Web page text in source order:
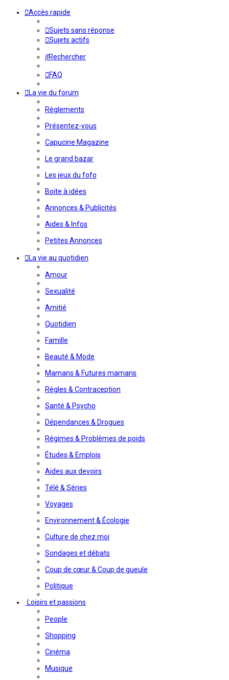
Accès rapide
Sujets sans réponse
Sujets actifs
Rechercher
FAQ
La vie du forum
Règlements
Présentez-vous
Capucine Magazine
Le grand bazar
Les jeux du fofo
Boite à idées
Annonces & Publicités
Aides & Infos
Petites Annonces
La vie au quotidien
Amour
Sexualité
Amitié
Quotidien
Famille
Beauté & Mode
Mamans & Futures mamans
Règles & Contraception
Santé & Psycho
Dépendances & Drogues
Régimes & Problèmes de poids
Études & Emplois
Aides aux devoirs
Télé & Séries
Voyages
Environnement & Écologie
Culture de chez moi
Sondages et débats
Coup de cœur & Coup de gueule
Politique
Loisirs et passions
People
Shopping
Cinéma
Musique